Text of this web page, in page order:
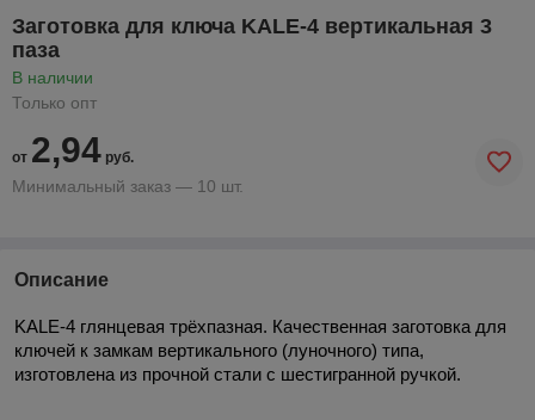
Заготовка для ключа KALE-4 вертикальная 3
паза
В наличии
Только опт
от 2,94 руб.
Минимальный заказ — 10 шт.
Описание
KALE-4 глянцевая трёхпазная. Качественная заготовка для
ключей к замкам вертикального (луночного) типа,
изготовлена из прочной стали с шестигранной ручкой.